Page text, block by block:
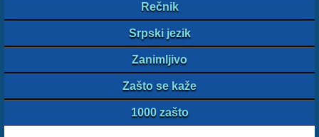
Rečnik
Srpski jezik
Zanimljivo
Zašto se kaže
1000 zašto